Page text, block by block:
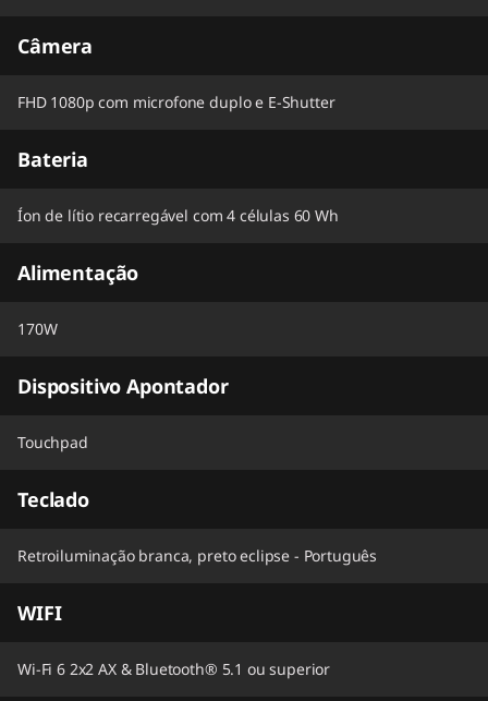
Câmera
FHD 1080p com microfone duplo e E-Shutter
Bateria
Íon de lítio recarregável com 4 células 60 Wh
Alimentação
170W
Dispositivo Apontador
Touchpad
Teclado
Retroiluminação branca, preto eclipse - Português
WIFI
Wi-Fi 6 2x2 AX & Bluetooth® 5.1 ou superior